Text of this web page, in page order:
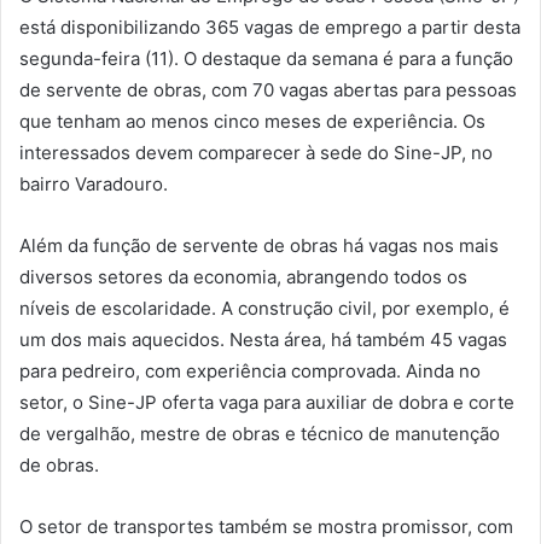
está disponibilizando 365 vagas de emprego a partir desta
segunda-feira (11). O destaque da semana é para a função
de servente de obras, com 70 vagas abertas para pessoas
que tenham ao menos cinco meses de experiência. Os
interessados devem comparecer à sede do Sine-JP, no
bairro Varadouro.
Além da função de servente de obras há vagas nos mais
diversos setores da economia, abrangendo todos os
níveis de escolaridade. A construção civil, por exemplo, é
um dos mais aquecidos. Nesta área, há também 45 vagas
para pedreiro, com experiência comprovada. Ainda no
setor, o Sine-JP oferta vaga para auxiliar de dobra e corte
de vergalhão, mestre de obras e técnico de manutenção
de obras.
O setor de transportes também se mostra promissor, com